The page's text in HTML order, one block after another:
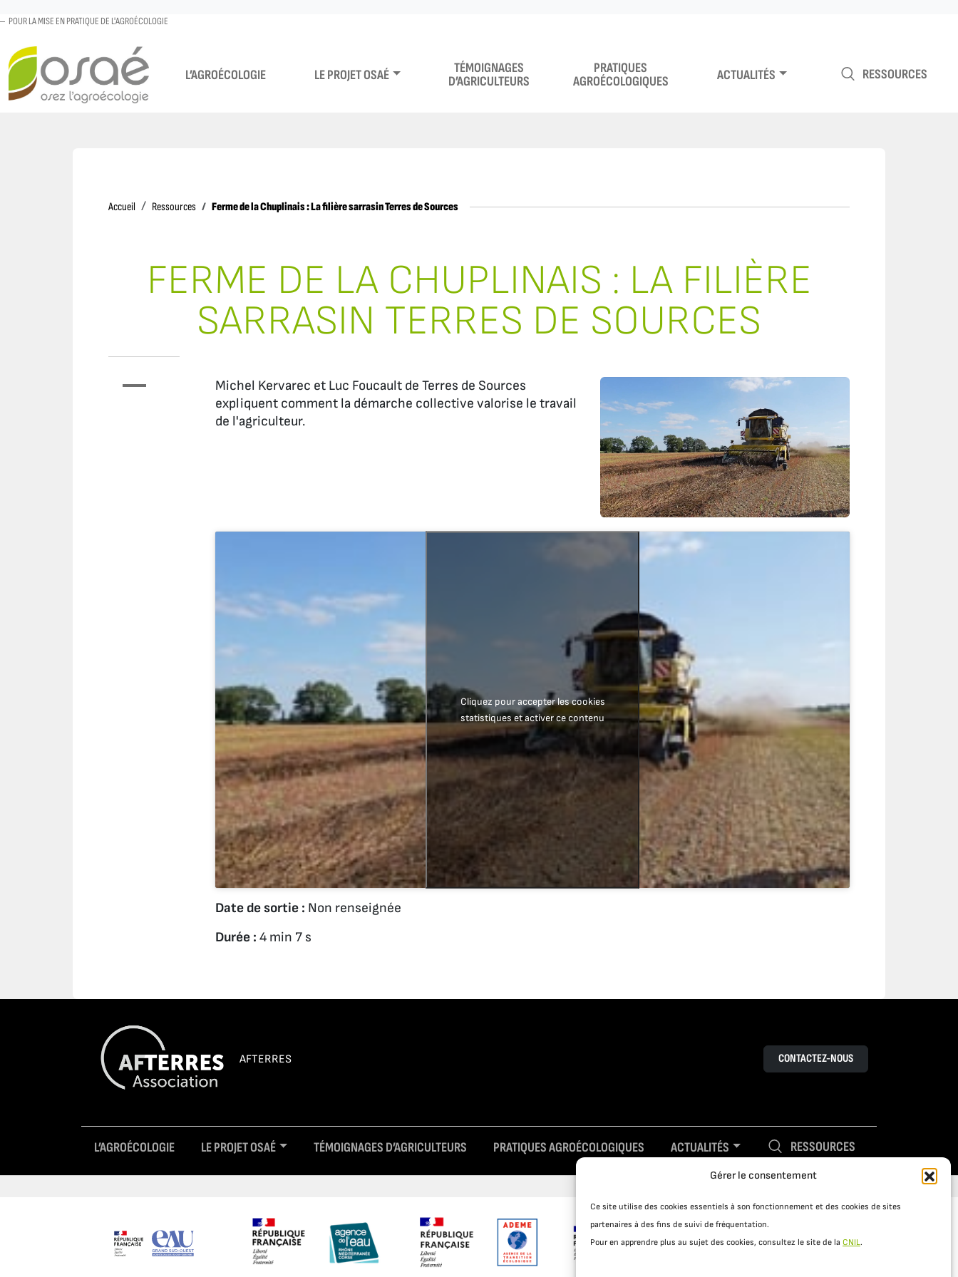
Gérer le consentement
Ce site utilise des cookies essentiels à son fonctionnement et des cookies de sites
partenaires à des fins de suivi de fréquentation.
Pour en apprendre plus au sujet des cookies, consultez le site de la CNIL.
POUR LA MISE EN PRATIQUE DE L'AGROÉCOLOGIE
L’AGROÉCOLOGIE LE PROJET OSAÉ
TÉMOIGNAGES
D’AGRICULTEURS
PRATIQUES
AGROÉCOLOGIQUES
ACTUALITÉS RESSOURCES
Accueil AccueilRessources Ferme de la Chuplinais : La filière sarrasin Terres de Sources
FERME DE LA CHUPLINAIS : LA FILIÈRE
SARRASIN TERRES DE SOURCES
Michel Kervarec et Luc Foucault de Terres de Sources
expliquent comment la démarche collective valorise le travail
de l'agriculteur.
Cliquez pour accepter les cookies
statistiques et activer ce contenu
Date de sortie : Non renseignée
Durée : 4 min 7 s
AFTERRES CONTACTEZ-NOUS
L’AGROÉCOLOGIE LE PROJET OSAÉ TÉMOIGNAGES D’AGRICULTEURS PRATIQUES AGROÉCOLOGIQUES ACTUALITÉS RESSOURCES